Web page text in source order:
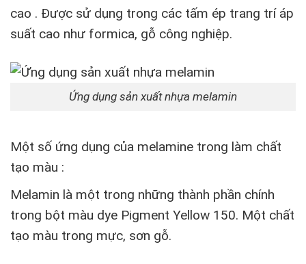
cao . Được sử dụng trong các tấm ép trang trí áp
suất cao như formica, gỗ công nghiệp.
Ứng dụng sản xuất nhựa melamin
Một số ứng dụng của melamine trong làm chất
tạo màu :
Melamin là một trong những thành phần chính
trong bột màu dye Pigment Yellow 150. Một chất
tạo màu trong mực, sơn gỗ.